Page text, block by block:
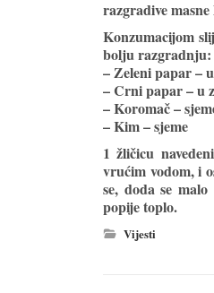
razgradive
Konzumacijom
bolju razgradnju:
– Zeleni papar –
– Crni papar – u
– Koromač –
– Kim – sjeme
1 žličicu
vrućim vodom, i
se, doda se
popije toplo.
Vijesti